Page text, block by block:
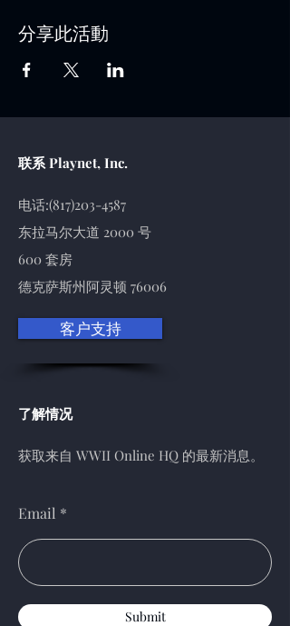
分享此活動
联系 Playnet, Inc.
电话:(817)203-4587
东拉马尔大道 2000 号
600 套房
德克萨斯州阿灵顿 76006
客户支持
了解情况
获取来自 WWII Online HQ 的最新消息。
Email
Submit